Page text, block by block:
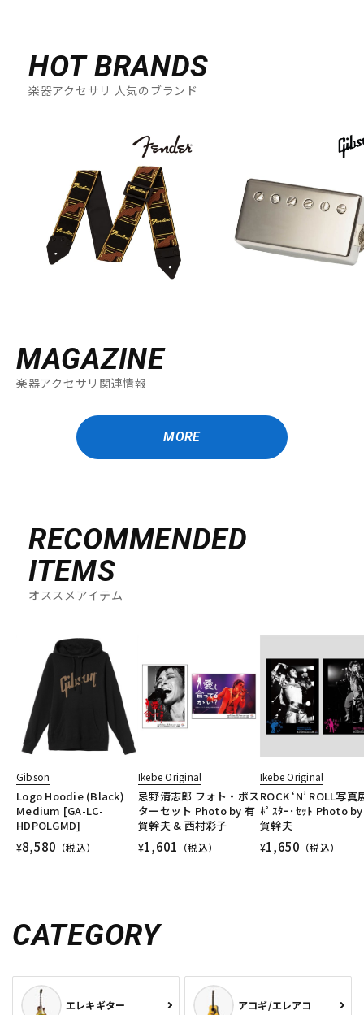
HOT BRANDS
楽器アクセサリ 人気のブランド
MAGAZINE
楽器アクセサリ関連情報
MORE
RECOMMENDED
ITEMS
オススメアイテム
Gibson
Logo Hoodie (Black)
Medium [GA-LC-
HDPOLGMD]
¥8,580 （税込）
Ikebe Original
忌野清志郎 フォト・ポス
ターセット Photo by 有
賀幹夫 & 西村彩子
¥1,601 （税込）
Ikebe Original
ROCK ‘N’ ROLL写真
ﾎﾟｽﾀｰ･ｾｯﾄ Photo
賀幹夫
¥1,650 （税込）
CATEGORY
エレキギター アコギ/エレアコ